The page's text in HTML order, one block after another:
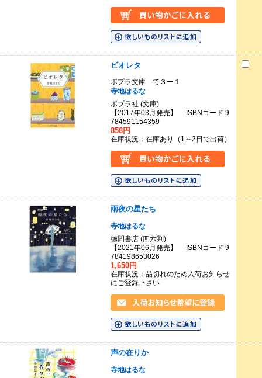
ビオレタ
ポプラ文庫 て３ー１
寺地はるな
ポプラ社 (文庫)
【2017年03月発売】 ISBNコード 9
784591154359
858円
在庫状況：在庫あり（1～2日で出荷）
雨夜の星たち
寺地はるな
徳間書店 (四六判)
【2021年06月発売】 ISBNコード 9
784198653026
1,650円
在庫状況：品切れのため入荷お知らせ
にご登録下さい
声の在りか
寺地はるな